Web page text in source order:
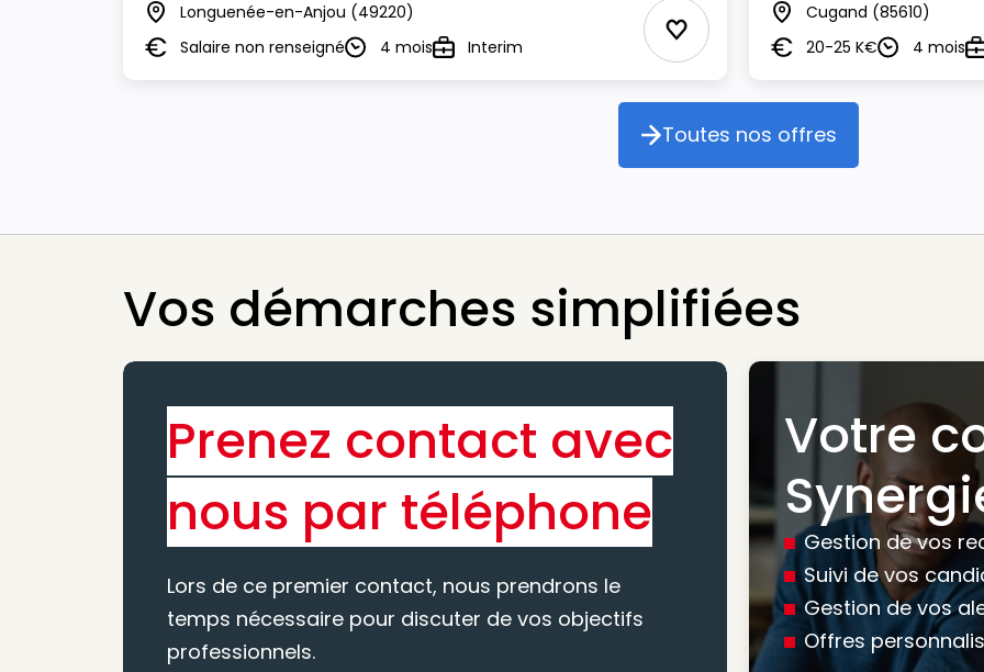
Lieu Longuenée-en-Anjou (49220)
SalaireSalaire non renseignéDurée4 moisTypeInterim Ajouter aux Favoris
Lieu Cugand (85610)
Salaire20-25 K€Durée4 mois
Toutes nos offres
Toutes nos offres
Vos démarches simplifiées
Prenez contact avec
nous par téléphone
Lors de ce premier contact, nous prendrons le
temps nécessaire pour discuter de vos objectifs
professionnels.
Nous vous
Votre
Gestion de vos
Suivi de vos
Gestion de vos
Offres